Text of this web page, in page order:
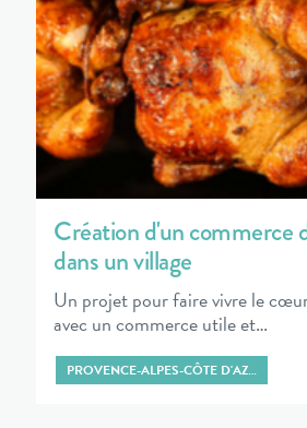
Création d'un commerce
dans un village
Un projet pour faire vivre le
avec un commerce utile et…
PROVENCE-ALPES-CÔTE D'AZ…